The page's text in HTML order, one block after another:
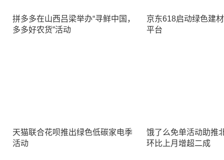
拼多多在山西吕梁举办“寻鲜中国，
多多好农货”活动
京东618启动绿色建
平台
天猫联合花呗推出绿色低碳家电季
活动
饿了么免单活动助推
环比上月增超二成